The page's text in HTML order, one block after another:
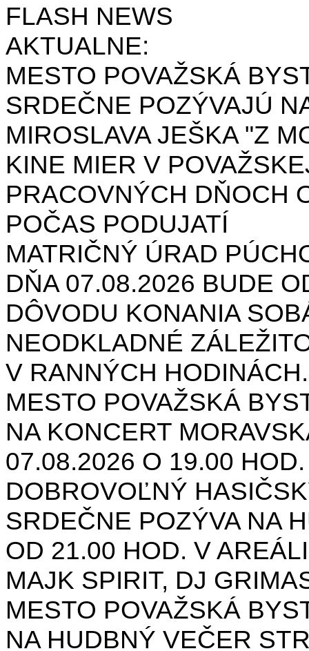
FLASH NEWS
AKTUALNE:
MESTO POVAŽSKÁ
SRDEČNE POZÝVAJÚ
MIROSLAVA JEŠKA "Z
KINE MIER V
PRACOVNÝCH DŇOCH
POČAS PODUJATÍ
MATRIČNÝ ÚRAD
DŇA 07.08.2026 BUDE
DÔVODU KONANIA
NEODKLADNÉ
V RANNÝCH
MESTO POVAŽSKÁ
NA KONCERT
07.08.2026 O 19.00
DOBROVOĽNÝ
SRDEČNE POZÝVA NA
OD 21.00 HOD. V
MAJK SPIRIT, DJ
MESTO POVAŽSKÁ
NA HUDBNÝ VEČER